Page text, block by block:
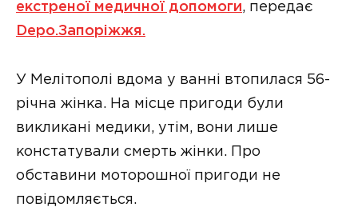
екстреної медичної допомоги, передає
Depo.Запоріжжя.
У Мелітополі вдома у ванні втопилася 56-
річна жінка. На місце пригоди були
викликані медики, утім, вони лише
констатували смерть жінки. Про
обставини моторошної пригоди не
повідомляється.